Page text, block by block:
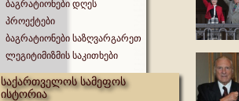
ბაგრატიონები დღეს
პროექტები
ბაგრატიონები საზღვარგარეთ
ლეგიტიმიზმის საკითხები
საქართველოს სამეფოს
ისტორია